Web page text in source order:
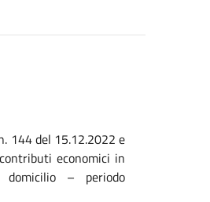
144 del 15.12.2022 e
economici in
– periodo